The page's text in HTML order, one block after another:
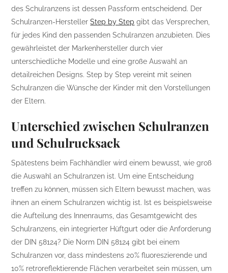
des Schulranzens ist dessen Passform entscheidend. Der
Schulranzen-HerstellerStep by Step gibt das Versprechen,
für jedes Kind den passenden Schulranzen anzubieten. Dies
gewährleistet der Markenhersteller durch vier
unterschiedliche Modelle und eine große Auswahl an
detailreichen Designs. Step by Step vereint mit seinen
Schulranzen die Wünsche der Kinder mit den Vorstellungen
der Eltern.
Unterschied zwischen Schulranzen
und Schulrucksack
Spätestens beim Fachhändler wird einem bewusst, wie groß
die Auswahl an Schulranzen ist. Um eine Entscheidung
treffen zu können, müssen sich Eltern bewusst machen, was
ihnen an einem Schulranzen wichtig ist. Ist es beispielsweise
die Aufteilung des Innenraums, das Gesamtgewicht des
Schulranzens, ein integrierter Hüftgurt oder die Anforderung
der DIN 58124? Die Norm DIN 58124 gibt bei einem
Schulranzen vor, dass mindestens 20% fluoreszierende und
10% retroreflektierende Flächen verarbeitet sein müssen, um